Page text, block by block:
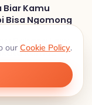
Biar Kamu
Bisa Ngomong
Kamu
our Cookie Policy.